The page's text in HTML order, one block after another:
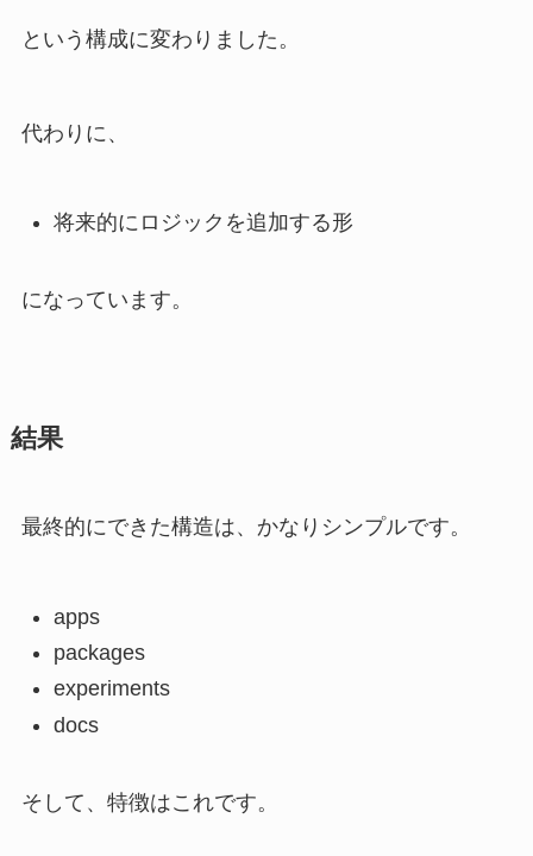
という構成に変わりました。
代わりに、
将来的にロジックを追加する形
になっています。
結果
最終的にできた構造は、かなりシンプルです。
apps
packages
experiments
docs
そして、特徴はこれです。